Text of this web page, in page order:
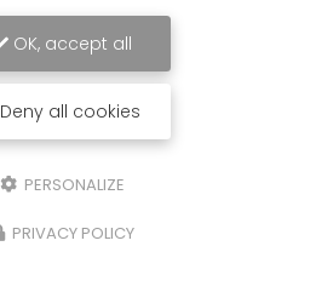
OK, accept all
Deny all cookies
PERSONALIZE
PRIVACY POLICY